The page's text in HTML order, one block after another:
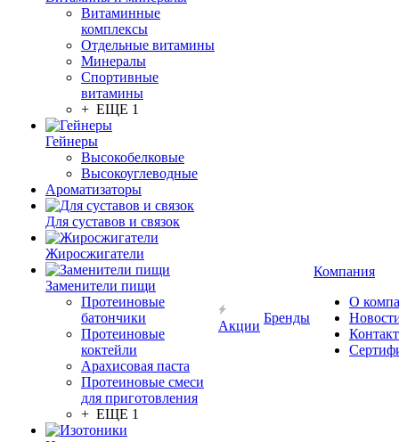
Витаминные
комплексы
Отдельные витамины
Минералы
Спортивные
витамины
+ ЕЩЕ 1
Гейнеры
Высокобелковые
Высокоуглеводные
Ароматизаторы
Для суставов и связок
Жиросжигатели
Заменители пищи
Протеиновые
батончики
Протеиновые
коктейли
Арахисовая паста
Протеиновые смеси
для приготовления
+ ЕЩЕ 1
Акции
Бренды
Компания
О